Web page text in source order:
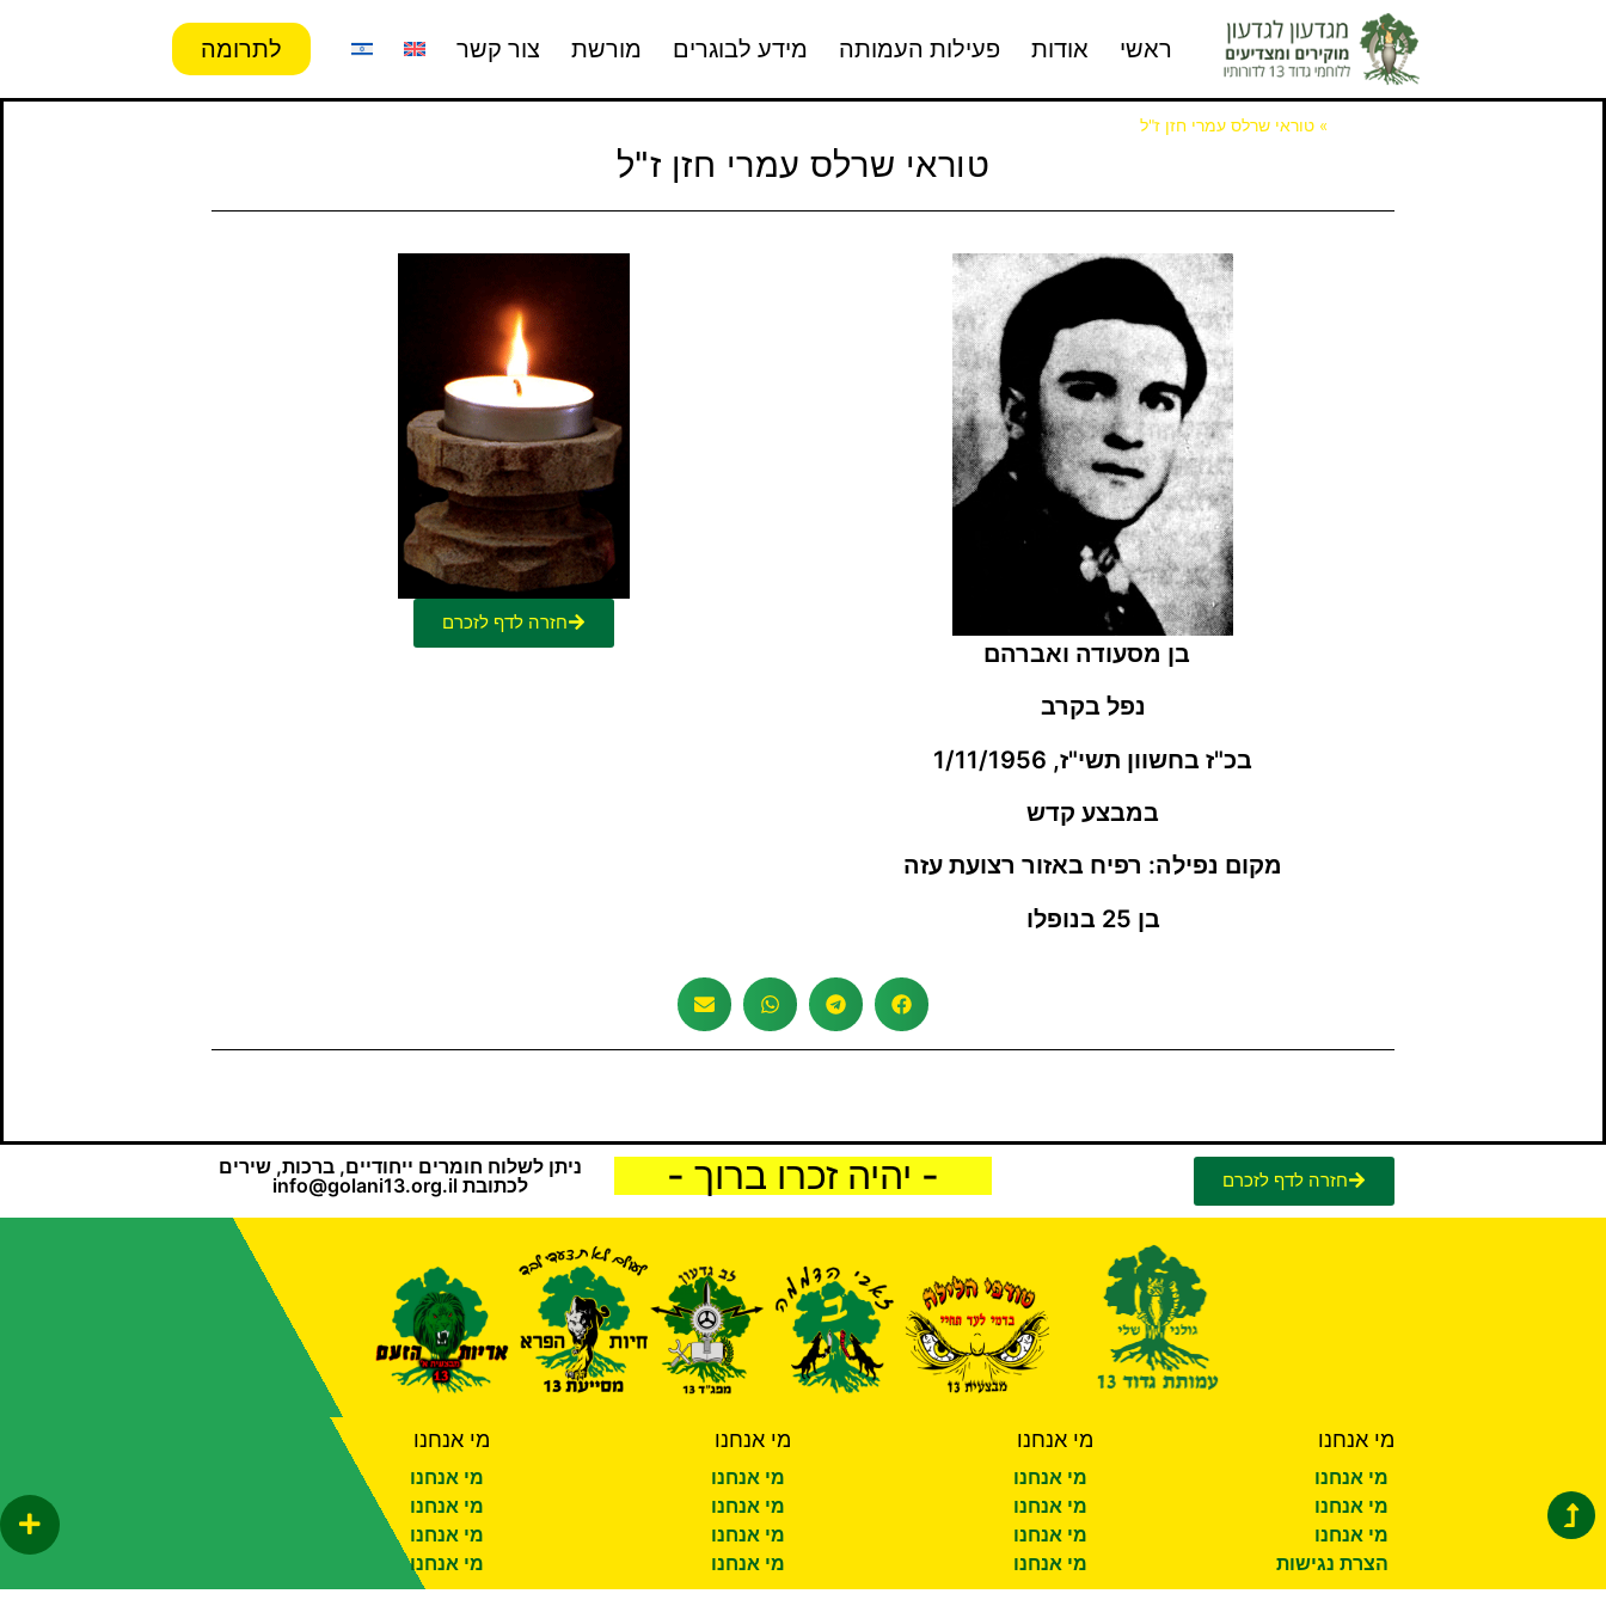
ראשי אודות פעילות העמותה מידע לבוגרים מורשת צור קשר לתרומה
» טוראי שרלס עמרי חזן ז"ל
טוראי שרלס עמרי חזן ז"ל
בן מסעודה ואברהם
נפלבקרב
בכ"ז בחשוון תשי"ז, 1/11/1956
במבצע קדש
מקום נפילה: רפיח באזור רצועת עזה
בן 25 בנופלו
חזרה לדף לזכרם
חזרה לדף לזכרם - יהיה זכרו ברוך -
ניתן לשלוח חומרים ייחודיים, ברכות, שירים
לכתובת info@golani13.org.il
מי אנחנו
מי אנחנו
מי אנחנו
מי אנחנו
הצרת נגישות
מי אנחנו
מי אנחנו
מי אנחנו
מי אנחנו
מי אנחנו
מי אנחנו
מי אנחנו
מי אנחנו
מי אנחנו
מי אנחנו
מי אנחנו
מי אנחנו
מי אנחנו
מי אנחנו
מי אנחנו